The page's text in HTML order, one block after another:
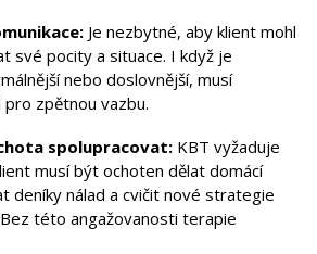
Je nezbytné, aby klient mohl
své pocity a situace. I když je
nebo doslovnější, musí
zpětnou vazbu.
spolupracovat: KBT vyžaduje
musí být ochoten dělat domácí
deníky nálad a cvičit nové strategie
této angažovanosti terapie